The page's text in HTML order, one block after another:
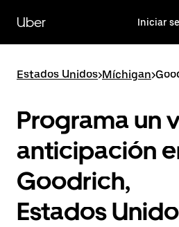
contenido
principal
Uber Iniciar
Estados Unidos>Míchigan>
Programa un
anticipación
Goodrich,
Estados